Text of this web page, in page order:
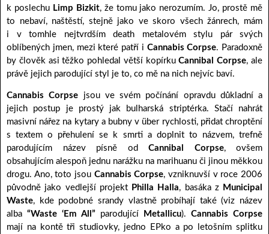
k poslechu Limp Bizkit, že tomu jako nerozumím. Jo, prostě mě
to nebaví, naštěstí, stejně jako ve skoro všech žánrech, mám
i v tomhle nejtvrdším death metalovém stylu pár svých
oblíbených jmen, mezi které patří i Cannabis Corpse. Paradoxně
by člověk asi těžko pohledal větší kopírkuCannibal Corpse, ale
právě jejich parodující styl je to, co mě na nich nejvíc baví.
Cannabis Corpse jsou ve svém počínání opravdu důkladní a
jejich postup je prostý jak bulharská striptérka. Stačí nahrát
masivní nářez na kytary a bubny v über rychlosti, přidat chroptění
s textem o přehulení se k smrti a doplnit to názvem, trefně
parodujícím název písně od Cannibal Corpse, ovšem
obsahujícím alespoň jednu narážku na marihuanu či jinou měkkou
drogu. Ano, toto jsou Cannabis Corpse, vzniknuvší v roce 2006
původně jako vedlejší projekt Philla Halla, basáka z Municipal
Waste, kde podobné srandy vlastně probíhají také (viz název
alba “Waste ‘Em All” parodující Metallicu). Cannabis Corpse
mají na kontě tři studiovky, jedno EPko a po letošním splitku